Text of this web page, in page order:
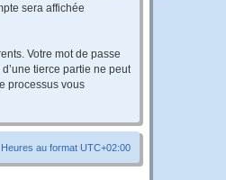
sera affichée
Votre mot de passe
tierce partie ne peut
processus vous
Heures au format UTC+02:00